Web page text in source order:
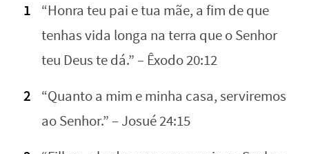
“Honra teu pai e tua mãe, a fim de que
tenhas vida longa na terra que o Senhor
teu Deus te dá.” – Êxodo 20:12
“Quanto a mim e minha casa, serviremos
ao Senhor.” – Josué 24:15